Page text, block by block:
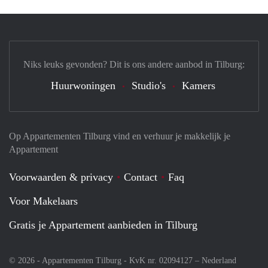
Op Appartementen Tilburg vind en verhuur je makkelijk je
Appartement
Voorwaarden & privacy Contact
Faq
Voor Makelaars
Gratis je Appartement aanbieden in Tilburg
© 2026 - Appartementen Tilburg - KvK nr. 02094127 – Nederland
Niks leuks gevonden? Dit is ons andere aanbod in Tilburg:
Huurwoningen Studio's Kamers